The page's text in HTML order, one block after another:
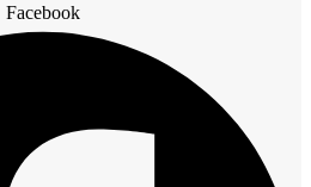
Facebook